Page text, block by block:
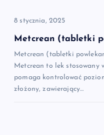
p
s
u
8 stycznia, 2025
Metcrean (tabletki
Metcrean (tabletki
Metcrean to lek stosowany
pomaga kontrolować
złożony, zawierający…